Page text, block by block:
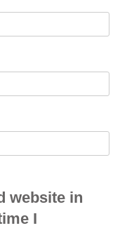
website in
I